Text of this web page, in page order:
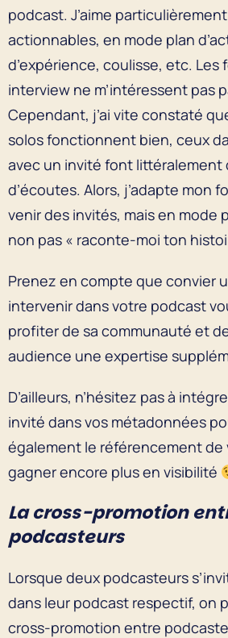
podcast. J’aime
actionnables, en mode plan
d’expérience, coulisse, etc. Les
interview ne m’intéressent pas
Cependant, j’ai vite constaté
solos fonctionnent bien, ceux
avec un invité font littéralement
d’écoutes. Alors, j’adapte mon
venir des invités, mais en mode
non pas « raconte-moi ton
Prenez en compte que convier
intervenir dans votre podcast
profiter de sa communauté et
audience une expertise
D’ailleurs, n’hésitez pas à
invité dans vos métadonnées
également le référencement
gagner encore plus en visibilité
La cross-promotion
podcasteurs
Lorsque deux podcasteurs
dans leur podcast respectif, on
cross-promotion entre